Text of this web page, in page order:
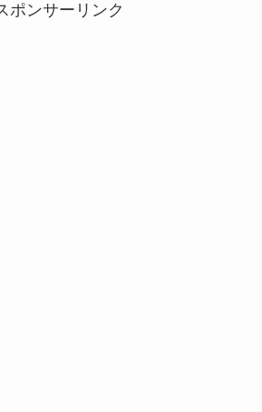
ポンサーリンク